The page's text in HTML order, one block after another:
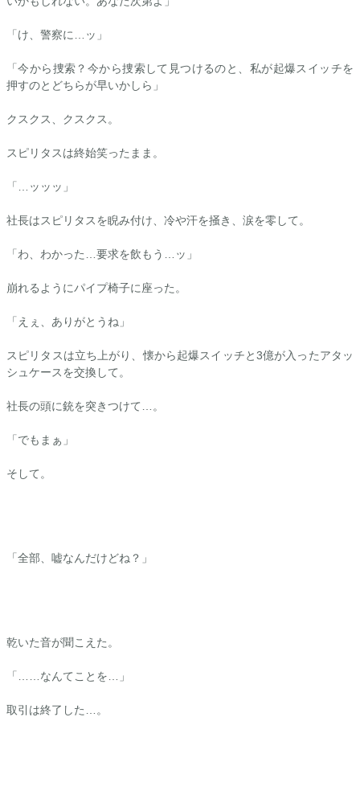
「け、警察に…ッ」
「今から捜索？今から捜索して見つけるのと、私が起爆スイッチを
押すのとどちらが早いかしら」
クスクス、クスクス。
スピリタスは終始笑ったまま。
「…ッッッ」
社長はスピリタスを睨み付け、冷や汗を掻き、涙を零して。
「わ、わかった…要求を飲もう…ッ」
崩れるようにパイプ椅子に座った。
「えぇ、ありがとうね」
スピリタスは立ち上がり、懐から起爆スイッチと3億が入ったアタッ
シュケースを交換して。
社長の頭に銃を突きつけて…。
「でもまぁ」
そして。
「全部、嘘なんだけどね？」
乾いた音が聞こえた。
「……なんてことを…」
取引は終了した…。